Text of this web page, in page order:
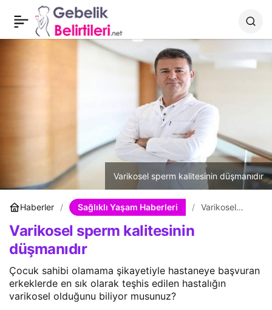
Varikosel sperm kalitesinin düşmanıdır
Haberler Sağlıklı Yaşam Haberleri
Varikosel
Varikosel sperm kalitesinin
düşmanıdır
Çocuk sahibi olamama şikayetiyle hastaneye başvuran
erkeklerde en sık olarak teşhis edilen hastalığın
varikosel olduğunu biliyor musunuz?
Varikosel sperm
kalitesinin düşmanıdır